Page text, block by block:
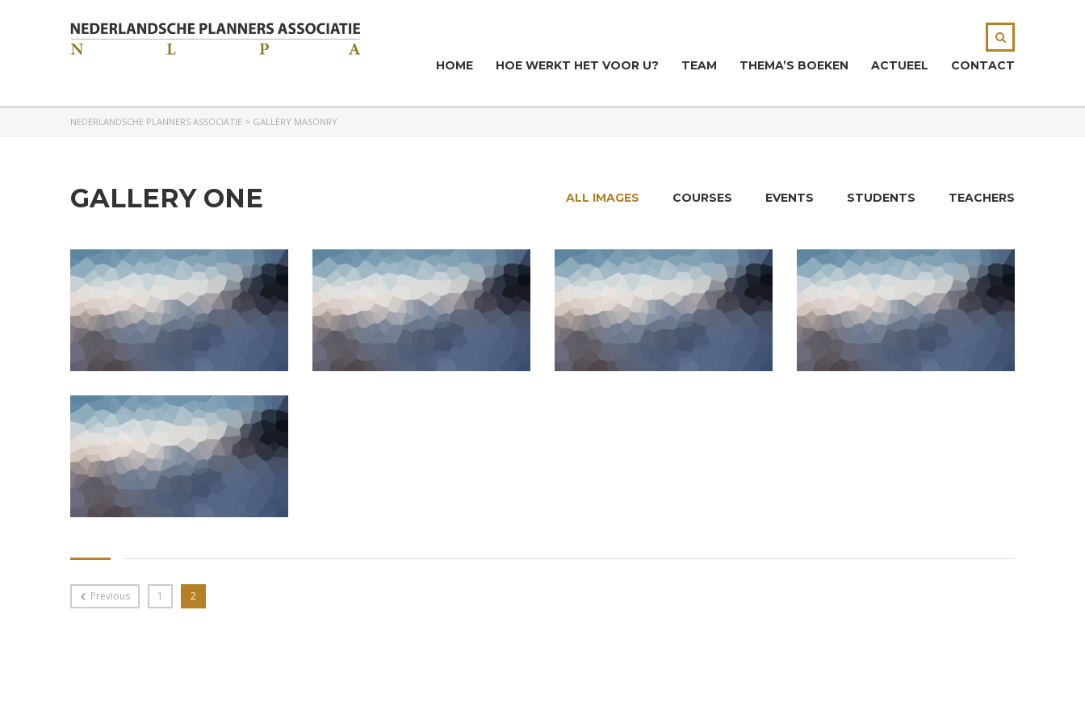
HOME HOE WERKT HET VOOR U? TEAM THEMA’S BOEKEN ACTUEEL CONTACT
NEDERLANDSCHE PLANNERS ASSOCIATIE > GALLERY MASONRY
GALLERY ONE ALL IMAGES COURSES EVENTS STUDENTS TEACHERS
Previous 1 2